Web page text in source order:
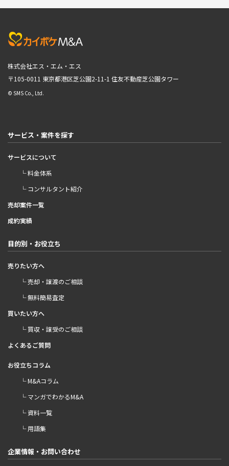
株式会社エス・エム・エス
〒105-0011 東京都港区芝公園2-11-1 住友不動産芝公園タワー
© SMS Co., Ltd.
サービス・案件を探す
サービスについて
└ 料金体系
└ コンサルタント紹介
売却案件一覧
成約実績
目的別・お役立ち
売りたい方へ
└ 売却・譲渡のご相談
└ 無料簡易査定
買いたい方へ
└ 買収・譲受のご相談
よくあるご質問
お役立ちコラム
└ M&Aコラム
└ マンガでわかるM&A
└ 資料一覧
└ 用語集
企業情報・お問い合わせ